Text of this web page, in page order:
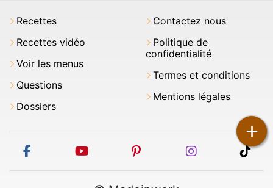
+
Recettes
Recettes vidéo
Voir les menus
Questions
Dossiers
Contactez nous
Politique de
confidentialité
Termes et conditions
Mentions légales
facebook youtube pinterest instagram